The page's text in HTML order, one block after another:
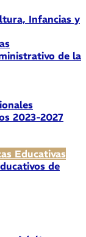
Infancias y
de la
2023-2027
Educativas
de